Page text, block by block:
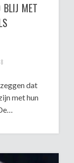
BLIJ MET
dat
met hun